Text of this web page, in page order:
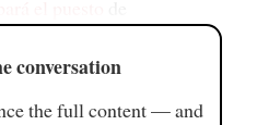
conversation
the full content — and